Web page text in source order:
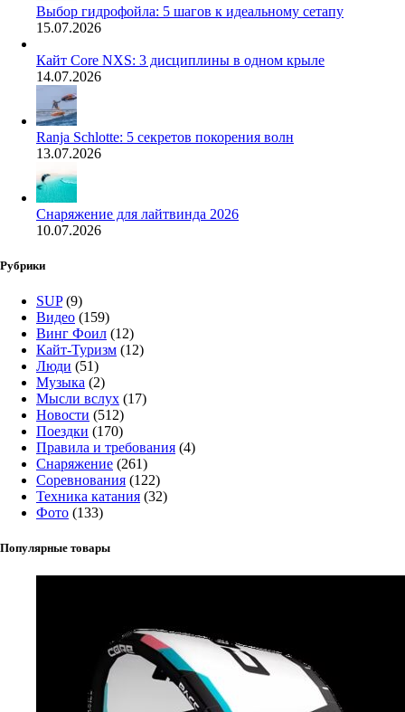
Выбор гидрофойла: 5 шагов к идеальному сетапу
15.07.2026
Кайт Core NXS: 3 дисциплины в одном крыле
14.07.2026
Ranja Schlotte: 5 секретов покорения волн
13.07.2026
Снаряжение для лайтвинда 2026
10.07.2026
Рубрики
SUP(9)
Видео (159)
Винг Фоил (12)
Кайт-Туризм (12)
Люди (51)
Музыка (2)
Мысли вслух (17)
Новости (512)
Поездки (170)
Правила и требования (4)
Снаряжение (261)
Соревнования (122)
Техника катания (32)
Фото (133)
Популярные товары